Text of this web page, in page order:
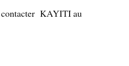
contacter KAYITI au